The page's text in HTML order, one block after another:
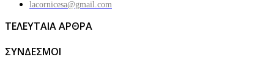
lacornicesa@gmail.com
ΤΕΛΕΥΤΑΙΑ ΑΡΘΡΑ
ΣΥΝΔΕΣΜΟΙ